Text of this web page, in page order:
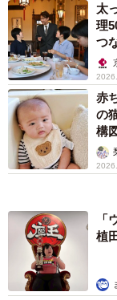
太
理
つ
赤
の
構
「
植